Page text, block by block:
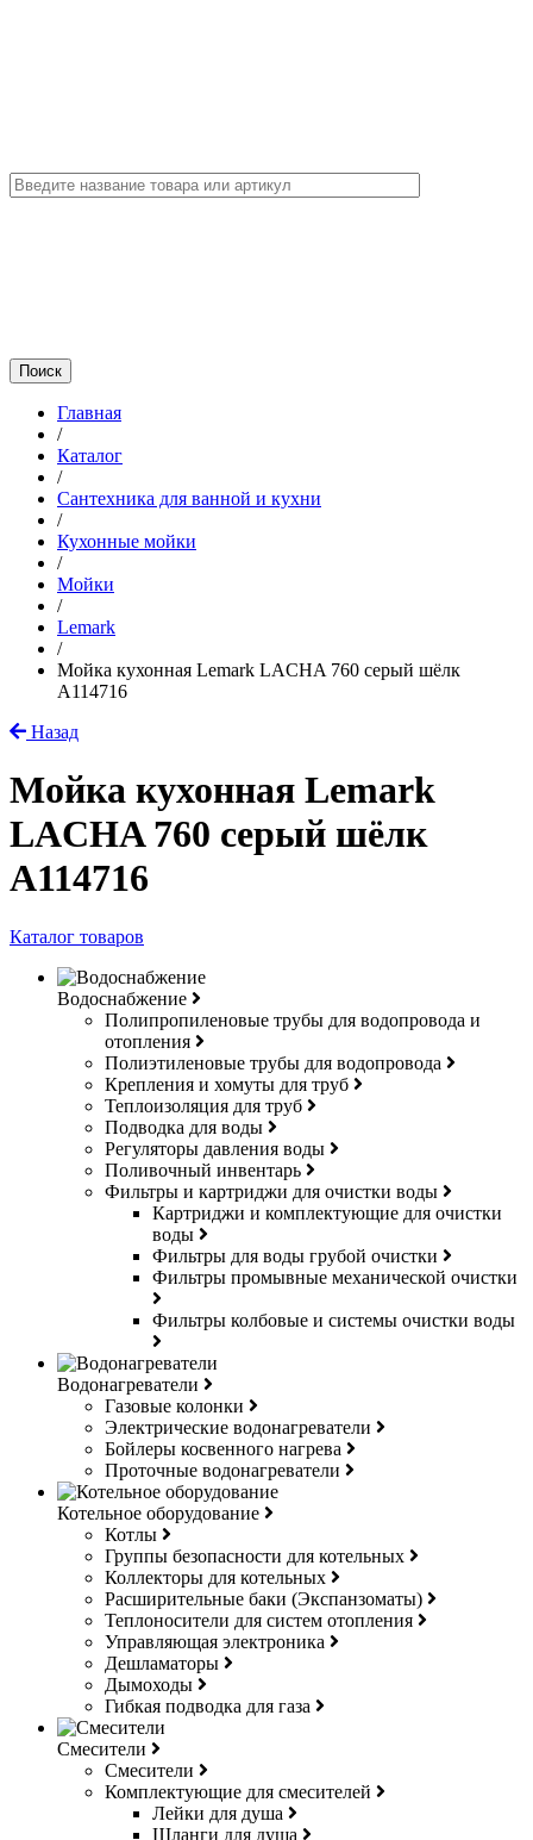
Главная
/
Каталог
/
Сантехника для ванной и кухни
/
Кухонные мойки
/
Мойки
/
Lemark
/
Мойка кухонная Lemark LACHA 760 серый шёлк
A114716
Назад
Мойка кухонная Lemark
LACHA 760 серый шёлк
A114716
Каталог товаров
Водоснабжение
Полипропиленовые трубы для водопровода и
отопления
Полиэтиленовые трубы для водопровода
Крепления и хомуты для труб
Теплоизоляция для труб
Подводка для воды
Регуляторы давления воды
Поливочный инвентарь
Фильтры и картриджи для очистки воды
Картриджи и комплектующие для очистки
воды
Фильтры для воды грубой очистки
Фильтры промывные механической очистки
Фильтры колбовые и системы очистки воды
Водонагреватели
Газовые колонки
Электрические водонагреватели
Бойлеры косвенного нагрева
Проточные водонагреватели
Котельное оборудование
Котлы
Группы безопасности для котельных
Коллекторы для котельных
Расширительные баки (Экспанзоматы)
Теплоносители для систем отопления
Управляющая электроника
Дешламаторы
Дымоходы
Гибкая подводка для газа
Смесители
Смесители
Комплектующие для смесителей
Лейки для душа
Шланги для душа